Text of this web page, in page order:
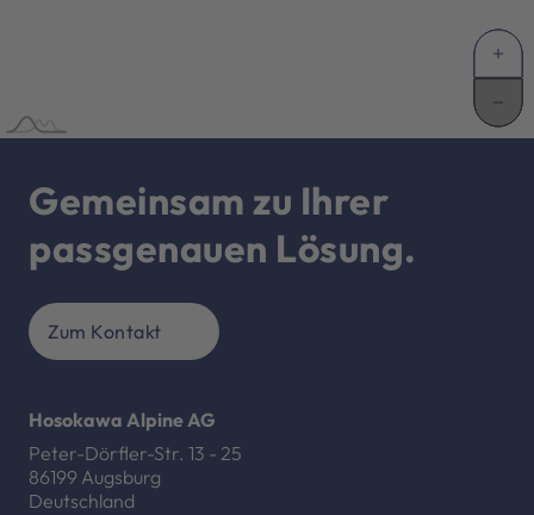
Gemeinsam zu Ihrer
passgenauen Lösung.
Zum Kontakt
Hosokawa Alpine AG
Peter-Dörfler-Str. 13 - 25
86199 Augsburg
Deutschland